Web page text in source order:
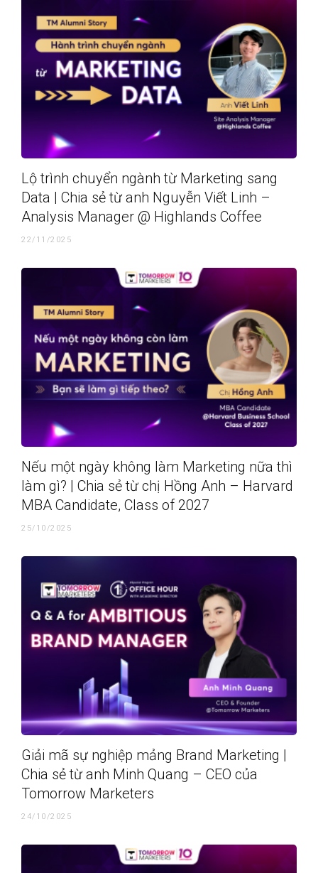
Lộ trình chuyển ngành từ Marketing sang
Data | Chia sẻ từ anh Nguyễn Viết Linh –
Analysis Manager @ Highlands Coffee
22/11/2025
Nếu một ngày không làm Marketing nữa thì
làm gì? | Chia sẻ từ chị Hồng Anh – Harvard
MBA Candidate, Class of 2027
25/10/2025
Giải mã sự nghiệp mảng Brand Marketing |
Chia sẻ từ anh Minh Quang – CEO của
Tomorrow Marketers
24/10/2025